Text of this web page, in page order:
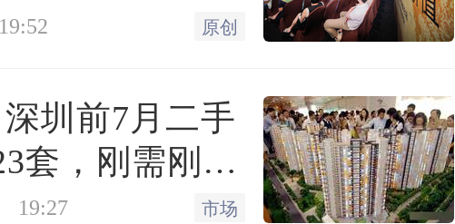
租后让、租让结合、弹性年
供应产业用地。优化工业用
完善弹性出让年期制度。推
力”的人居锚
19:52 原创
圳前7月二手
套，刚需刚改
归"
19:27 市场